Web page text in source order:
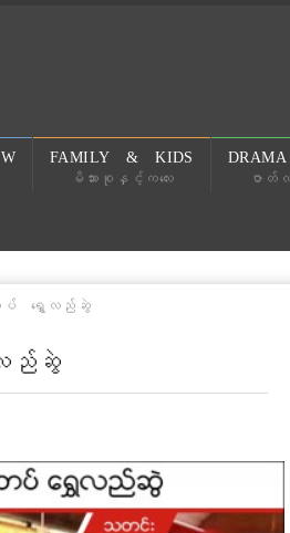
FAMILY & KIDS
မိသားစုနှင့်ကလေး ဇာတ်လ
းတပ် ရွှေလည်ဆွဲ
လည်ဆွဲ